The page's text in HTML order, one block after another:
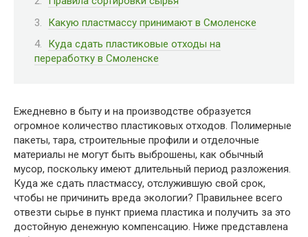
Какую пластмассу принимают в Смоленске
Куда сдать пластиковые отходы на
переработку в Смоленске
Ежедневно в быту и на производстве образуется
огромное количество пластиковых отходов. Полимерные
пакеты, тара, строительные профили и отделочные
материалы не могут быть выброшены, как обычный
мусор, поскольку имеют длительный период разложения.
Куда же сдать пластмассу, отслужившую свой срок,
чтобы не причинить вреда экологии? Правильнее всего
отвезти сырье в пункт приема пластика и получить за это
достойную денежную компенсацию. Ниже представлена